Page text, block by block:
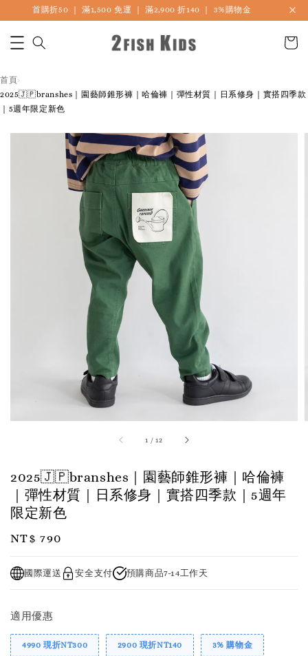
首購折50 ｜ 滿1,500 免運 ｜ 滿2,900 折140 ｜ 3%購物金
首頁›
2025🇯🇵branshes｜園藝師錐形褲｜哈倫褲｜彈性材質｜日系修身｜實搭四季款
｜5週年限定新色
1 /12
2025🇯🇵branshes｜園藝師錐形褲｜哈倫褲
｜彈性材質｜日系修身｜實搭四季款｜5週年
限定新色
Regular
NT$ 790
國際運送 安全支付 預購商品7-14工作天
適用優惠
4990 現折NT300 2900 現折NT140 3% 購物金